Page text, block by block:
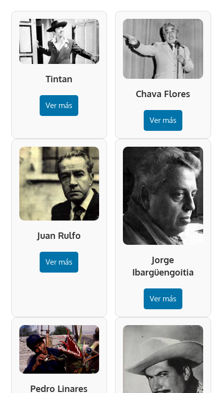
Tintan
Ver más
Chava Flores
Ver más
Juan Rulfo
Ver más
Jorge
Ibargüengoitia
Ver más
Pedro Linares